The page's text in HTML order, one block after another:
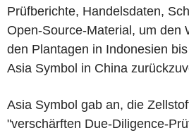
Prüfberichte, Handelsdaten,
Open-Source-Material, um den
den Plantagen in Indonesien
Asia Symbol in China
Asia Symbol gab an, die
"verschärften Due-Diligence-